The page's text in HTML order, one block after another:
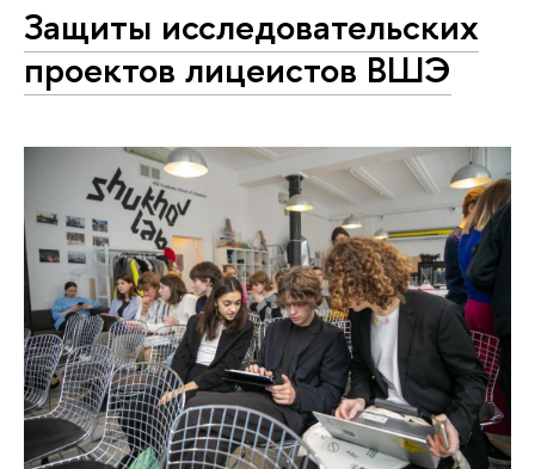
Защиты исследовательских
проектов лицеистов ВШЭ